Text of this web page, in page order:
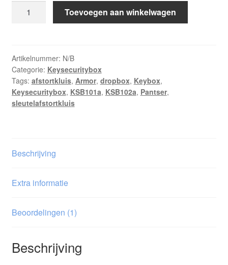
Keysecuritybox
KSB101A,
pantser
sleutelkluis
aantal
Toevoegen aan winkelwagen
Artikelnummer: N/B
Categorie: Keysecuritybox
Tags: afstortkluis, Armor, dropbox, Keybox,
Keysecuritybox, KSB101a, KSB102a, Pantser,
sleutelafstortkluis
Beschrijving
Extra informatie
Beoordelingen (1)
Beschrijving